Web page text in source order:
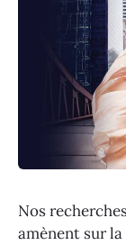
Nos
amènent sur